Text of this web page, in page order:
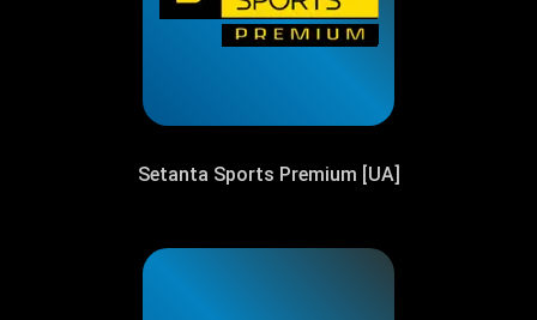
Setanta Sports Premium [UA]